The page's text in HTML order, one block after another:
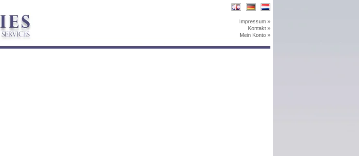
Impressum »
Kontakt »
Mein Konto »